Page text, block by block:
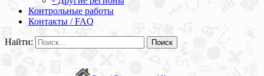
Контрольные работы
Контакты / FAQ
Найти: